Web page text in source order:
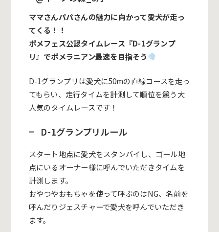
ママさんパパさんの魅力に向かって愛犬が走っ
てくる！！
ポメフェス公認タイムレース『D-1グランプ
リ』でポメラニアン最速を目指そう
D-1グランプリは愛犬に50mの直線コースを走っ
てもらい、走行タイムを計測して順位を競う大
人気のタイムレースです！
D-1グランプリルール
スタート地点に愛犬をスタンバイし、ゴール地
点にいるオーナー様に呼んでいただきタイムを
計測します。
おやつやおもちゃを使って呼ぶのはNG、名前を
呼んだりジェスチャーで愛犬を呼んでいただき
ます。